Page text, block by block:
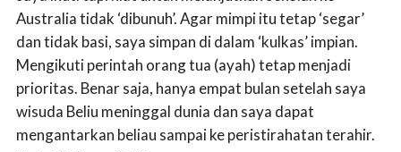
Australia tidak ‘dibunuh’. Agar mimpi itu tetap ‘segar’
dan tidak basi, saya simpan di dalam ‘kulkas’ impian.
Mengikuti perintah orang tua (ayah) tetap menjadi
prioritas. Benar saja, hanya empat bulan setelah saya
wisuda Beliu meninggal dunia dan saya dapat
mengantarkan beliau sampai ke peristirahatan terahir.